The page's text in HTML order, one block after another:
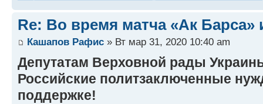
Re: Во время матча «Ак Барса»
Кашапов Рафис » Вт мар 31, 2020 10:40 am
Депутатам Верховной рады
Российские политзаключенные
поддержке!